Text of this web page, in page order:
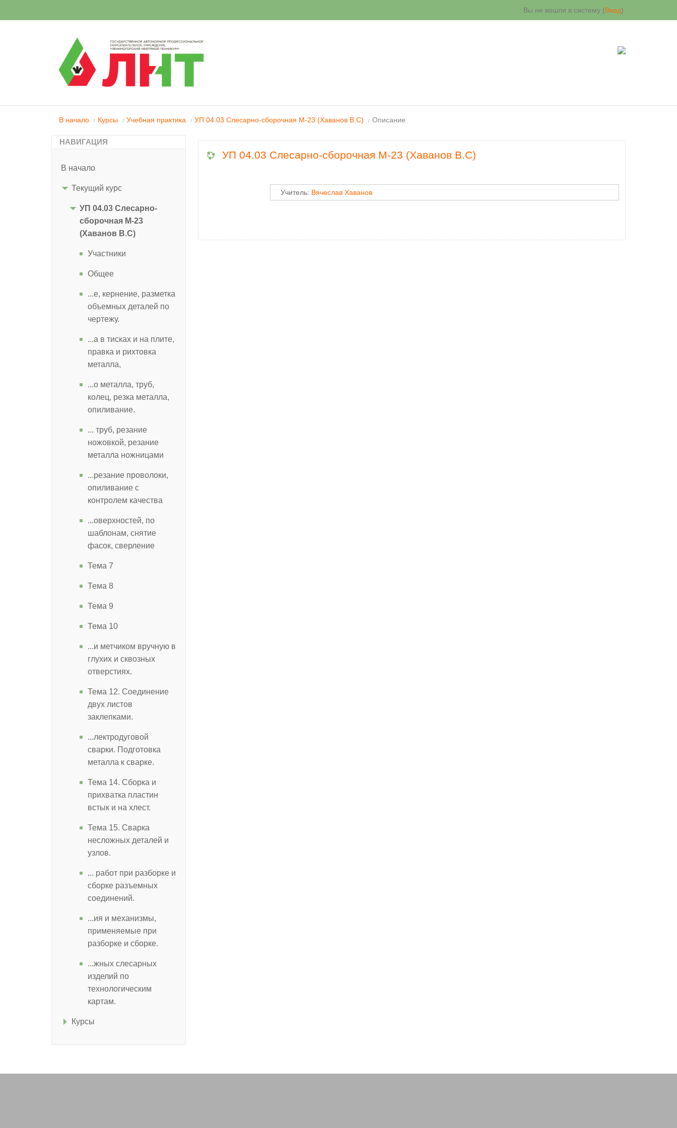
Вы не вошли в систему (Вход)
В начало / Курсы / Учебная практика / УП 04.03 Слесарно-сборочная М-23 (Хаванов В.С) / Описание
УП 04.03 Слесарно-сборочная М-23 (Хаванов В.С)
Учитель: Вячеслав Хаванов
НАВИГАЦИЯ
В начало
Текущий курс
УП 04.03 Слесарно-
сборочная М-23
(Хаванов В.С)
Участники
Общее
...е, кернение, разметка
объемных деталей по
чертежу.
...а в тисках и на плите,
правка и рихтовка
металла,
...о металла, труб,
колец, резка металла,
опиливание.
... труб, резание
ножовкой, резание
металла ножницами
...резание проволоки,
опиливание с
контролем качества
...оверхностей, по
шаблонам, снятие
фасок, сверление
Тема 7
Тема 8
Тема 9
Тема 10
...и метчиком вручную в
глухих и сквозных
отверстиях.
Тема 12. Соединение
двух листов
заклепками.
...лектродуговой
сварки. Подготовка
металла к сварке.
Тема 14. Сборка и
прихватка пластин
встык и на хлест.
Тема 15. Сварка
несложных деталей и
узлов.
... работ при разборке и
сборке разъемных
соединений.
...ия и механизмы,
применяемые при
разборке и сборке.
...жных слесарных
изделий по
технологическим
картам.
Курсы